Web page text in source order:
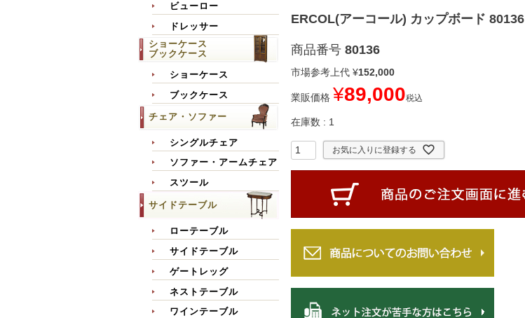
ビューロー
ドレッサー
ショーケース
ブックケース
ショーケース
ブックケース
チェア・ソファー
シングルチェア
ソファー・アームチェア
スツール
サイドテーブル
ローテーブル
サイドテーブル
ゲートレッグ
ネストテーブル
ワインテーブル
ERCOL(アーコール) カップボード 80136
商品番号 80136
市場参考上代 ¥152,000
業販価格 ¥89,000税込
在庫数 1
お気に入りに登録する